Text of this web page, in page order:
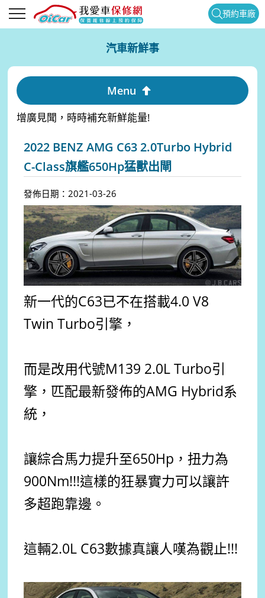
預約車廠
汽車新鮮事
Menu
增廣見聞，時時補充新鮮能量!
2022 BENZ AMG C63 2.0Turbo Hybrid
C-Class旗艦650Hp猛獸出閘
發佈日期：2021-03-26
新一代的C63已不在搭載4.0 V8
Twin Turbo引擎，
而是改用代號M139 2.0L Turbo引
擎，匹配最新發佈的AMG Hybrid系
統，
讓綜合馬力提升至650Hp，扭力為
900Nm!!!這樣的狂暴實力可以讓許
多超跑靠邊。
這輛2.0L C63數據真讓人嘆為觀止!!!